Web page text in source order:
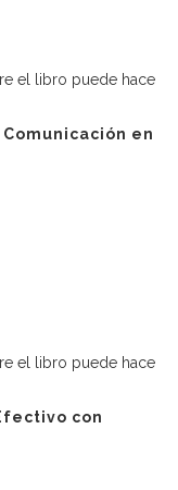
el libro puede hace
en
el libro puede hace
con